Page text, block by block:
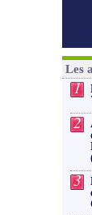
Les
1
2
3